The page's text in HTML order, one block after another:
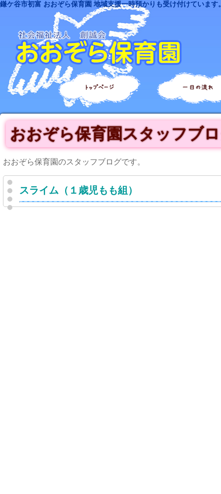
鎌ケ谷市初富 おおぞら保育園 地域支援一時預かりも受け付けています
トップページ 一日の流れ
おおぞら保育園スタッフブ
おおぞら保育園のスタッフブログです。
スライム（１歳児もも組）